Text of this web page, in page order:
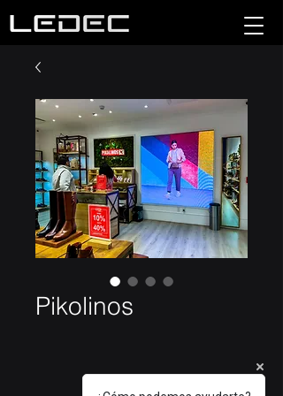
Pikolinos